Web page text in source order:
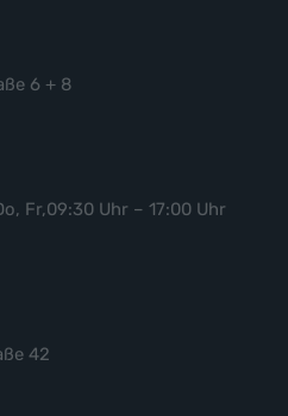
6 + 8
Fr,09:30 Uhr – 17:00 Uhr
42